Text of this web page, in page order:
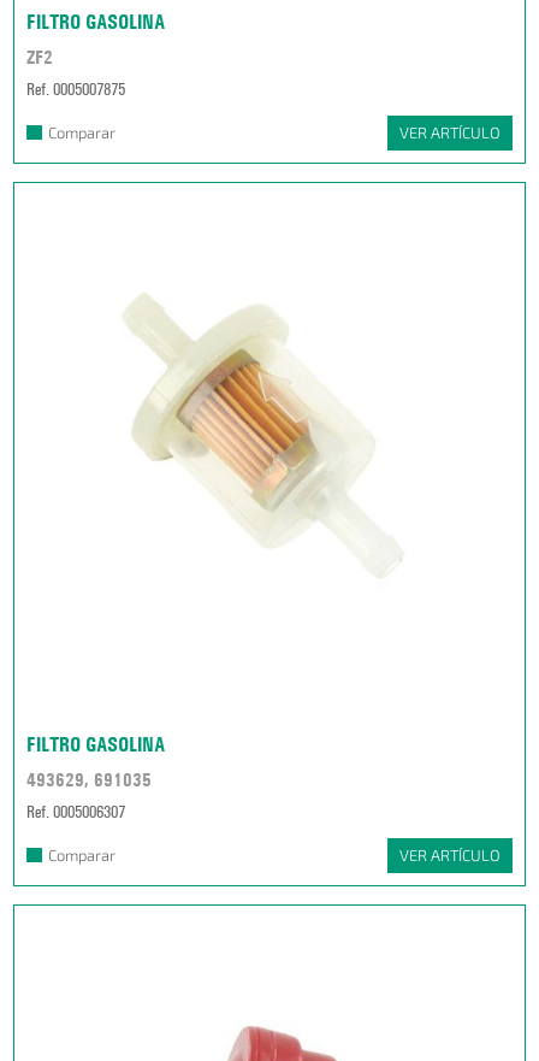
FILTRO GASOLINA
ZF2
Ref. 0005007875
Comparar VER ARTÍCULO
FILTRO GASOLINA
493629, 691035
Ref. 0005006307
Comparar VER ARTÍCULO